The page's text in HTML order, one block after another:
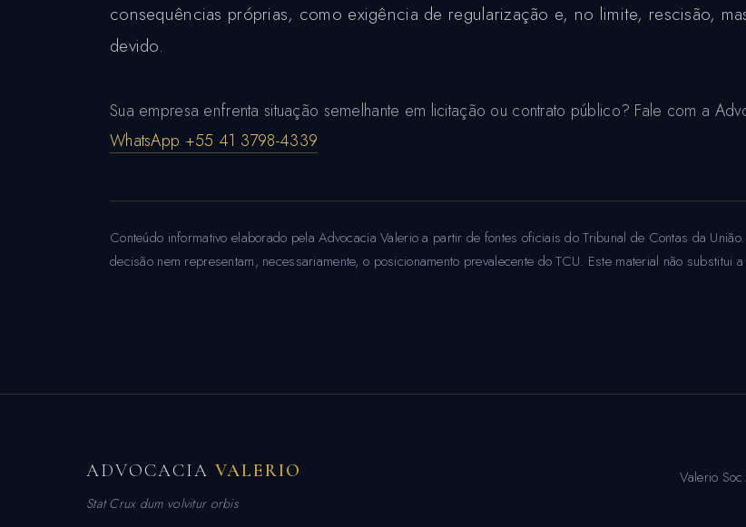
consequências próprias, como exigência de regularização e, no limite, rescisão,
devido.
Sua empresa enfrenta situação semelhante em licitação ou contrato público? Fale com a
WhatsApp +55 41 3798-4339
Conteúdo informativo elaborado pela Advocacia Valerio a partir de fontes oficiais do Tribunal de Contas da
decisão nem representam, necessariamente, o posicionamento prevalecente do TCU. Este material não substitui
ADVOCACIA VALERIO
Stat Crux dum volvitur orbis
Valerio